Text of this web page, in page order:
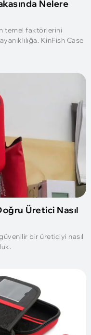
Nelere
temel faktörlerini
KinFish Case
Üretici Nasıl
bir üreticiyi nasıl